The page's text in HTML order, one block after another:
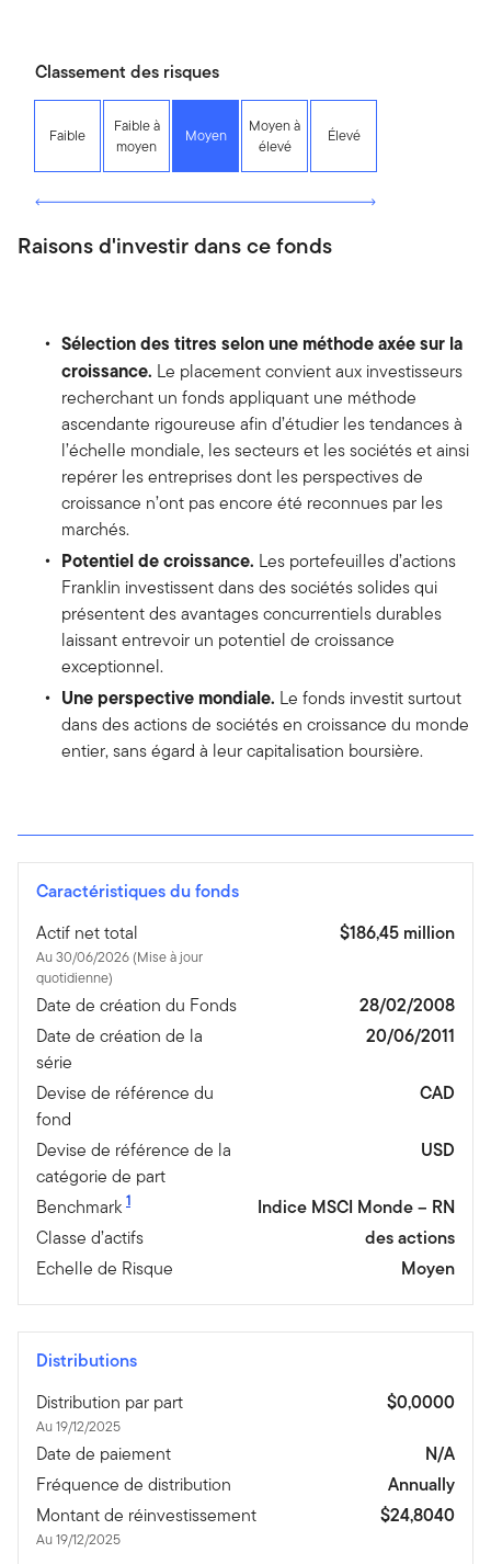
Classement des risques
Faible
Faible à
moyen
Moyen
Moyen à
élevé
Élevé
Raisons d'investir dans ce fonds
Sélection des titres selon une méthode axée sur la
croissance. Le placement convient aux investisseurs
recherchant un fonds appliquant une méthode
ascendante rigoureuse afin d’étudier les tendances à
l’échelle mondiale, les secteurs et les sociétés et ainsi
repérer les entreprises dont les perspectives de
croissance n’ont pas encore été reconnues par les
marchés.
Potentiel de croissance. Les portefeuilles d’actions
Franklin investissent dans des sociétés solides qui
présentent des avantages concurrentiels durables
laissant entrevoir un potentiel de croissance
exceptionnel.
Une perspective mondiale. Le fonds investit surtout
dans des actions de sociétés en croissance du monde
entier, sans égard à leur capitalisation boursière.
Caractéristiques du fonds
Actif net total
Au 30/06/2026 (Mise à jour
quotidienne)
$186,45 million
Date de création du Fonds
28/02/2008
Date de création de la
série
20/06/2011
Devise de référence du
fond
CAD
Devise de référence de la
catégorie de part
USD
Benchmark 1
Indice MSCI Monde – RN
Classe d’actifs
des actions
Echelle de Risque
Moyen
Distributions
Distribution par part
Au 19/12/2025
$0,0000
Date de paiement
N/A
Fréquence de distribution
Annually
Montant de réinvestissement
Au 19/12/2025
$24,8040